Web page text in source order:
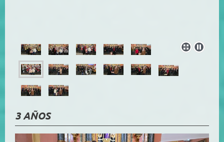
3 AÑOS